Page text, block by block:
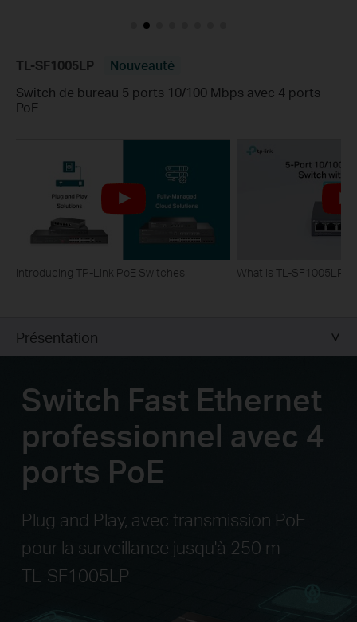
TL-SF1005LP
Nouveauté
Switch de bureau 5 ports 10/100 Mbps avec 4 ports
PoE
Introducing TP-Link PoE Switches What is TL-SF1005LP?
Présentation
Switch Fast Ethernet
professionnel avec 4
ports PoE
Plug and Play, avec transmission PoE
pour la surveillance jusqu'à 250 m
TL-SF1005LP